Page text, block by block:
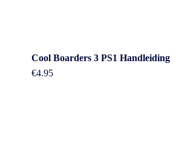
Cool Boarders 3 PS1 Handleiding
€4.95